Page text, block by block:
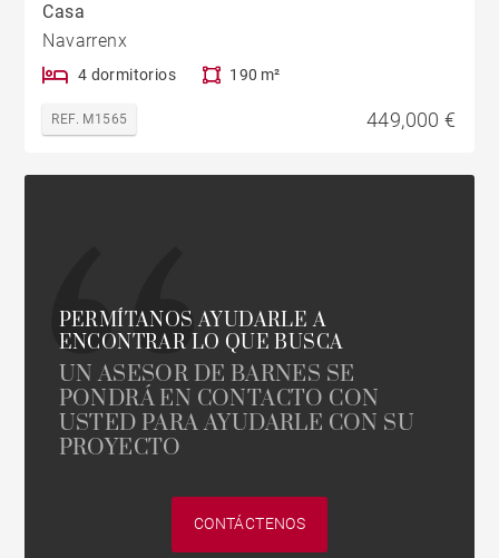
Casa
Navarrenx
4 dormitorios 190 m²
REF. M1565 449,000 €
PERMÍTANOS AYUDARLE A
ENCONTRAR LO QUE BUSCA
UN ASESOR DE BARNES SE
PONDRÁ EN CONTACTO CON
USTED PARA AYUDARLE CON SU
PROYECTO
CONTÁCTENOS